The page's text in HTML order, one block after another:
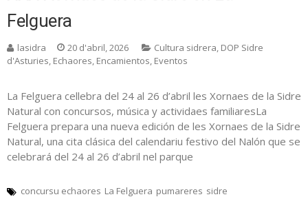
Felguera
lasidra 20 d'abril, 2026 Cultura sidrera, DOP Sidre
d'Asturies, Echaores, Encamientos, Eventos
La Felguera cellebra del 24 al 26 d’abril les Xornaes de la Sidre
Natural con concursos, música y actividaes familiaresLa
Felguera prepara una nueva edición de les Xornaes de la Sidre
Natural, una cita clásica del calendariu festivo del Nalón que se
celebrará del 24 al 26 d’abril nel parque
concursu echaores La Felguera pumareres sidre